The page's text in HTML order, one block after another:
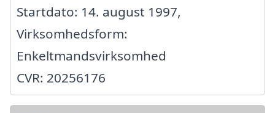
Startdato: 14. august 1997,
Virksomhedsform:
Enkeltmandsvirksomhed
CVR: 20256176